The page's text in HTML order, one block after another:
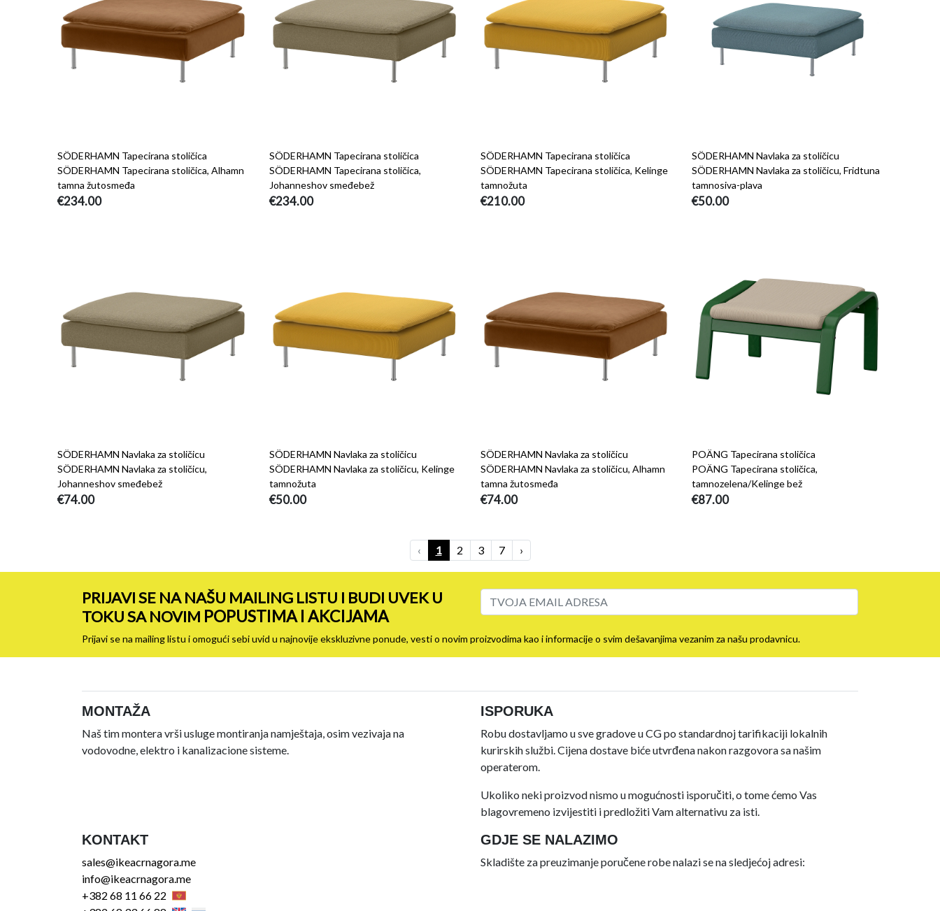
SÖDERHAMN Tapecirana stoličica
SÖDERHAMN Tapecirana stoličica, Alhamn
tamna žutosmeđa
€234.00
SÖDERHAMN Tapecirana stoličica
SÖDERHAMN Tapecirana stoličica,
Johanneshov smeđebež
€234.00
SÖDERHAMN Tapecirana stoličica
SÖDERHAMN Tapecirana stoličica, Kelinge
tamnožuta
€210.00
SÖDERHAMN Navlaka za stoličicu
SÖDERHAMN Navlaka za stoličicu, Fridtuna
tamnosiva-plava
€50.00
SÖDERHAMN Navlaka za stoličicu
SÖDERHAMN Navlaka za stoličicu,
Johanneshov smeđebež
€74.00
SÖDERHAMN Navlaka za stoličicu
SÖDERHAMN Navlaka za stoličicu, Kelinge
tamnožuta
€50.00
SÖDERHAMN Navlaka za stoličicu
SÖDERHAMN Navlaka za stoličicu, Alhamn
tamna žutosmeđa
€74.00
POÄNG Tapecirana stoličica
POÄNG Tapecirana stoličica,
tamnozelena/Kelinge bež
€87.00
‹ 1 2 3 7 ›
PRIJAVI SE NA NAŠU MAILING LISTU I BUDI UVEK U
TOKU SA NOVIM POPUSTIMA I AKCIJAMA
Prijavi se na mailing listu i omogući sebi uvid u najnovije ekskluzivne ponude, vesti o novim proizvodima kao i informacije o svim dešavanjima vezanim za našu prodavnicu.
MONTAŽA
Naš tim montera vrši usluge montiranja namještaja, osim vezivaja na
vodovodne, elektro i kanalizacione sisteme.
ISPORUKA
Robu dostavljamo u sve gradove u CG po standardnoj tarifikaciji lokalnih
kurirskih službi. Cijena dostave biće utvrđena nakon razgovora sa našim
operaterom.
Ukoliko neki proizvod nismo u mogućnosti isporučiti, o tome ćemo Vas
blagovremeno izvijestiti i predložiti Vam alternativu za isti.
KONTAKT
sales@ikeacrnagora.me
info@ikeacrnagora.me
+382 68 11 66 22
GDJE SE NALAZIMO
Skladište za preuzimanje poručene robe nalazi se na sledjećoj adresi: